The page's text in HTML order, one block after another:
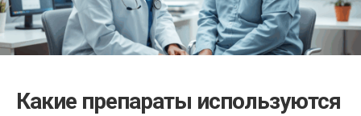
Какие препараты используются